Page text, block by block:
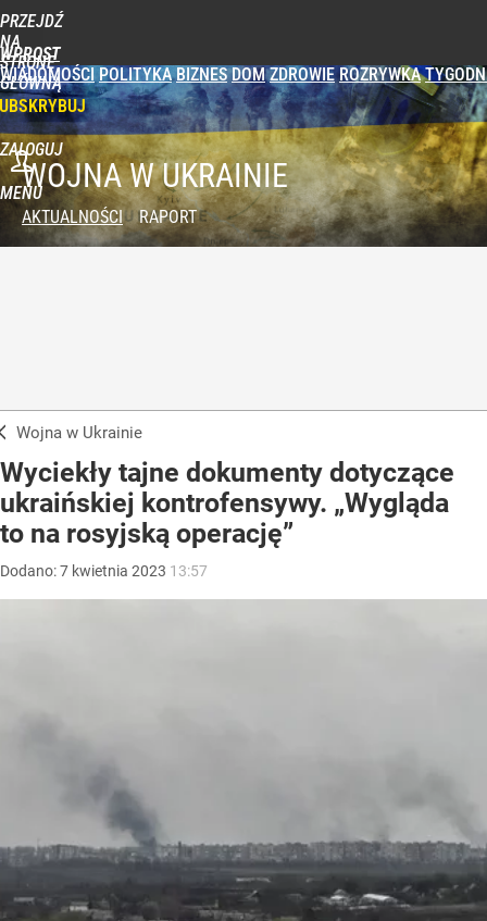
PRZEJDŹ
NA
STRONĘ
GŁÓWNĄ
WPROST
WIADOMOŚCI POLITYKA BIZNES DOM ZDROWIE ROZRYWKA
ZALOGUJ
MENUWOJNA W UKRAINIE
AKTUALNOŚCI RAPORT
Wojna w Ukrainie
Wyciekły tajne dokumenty dotyczące
ukraińskiej kontrofensywy. „Wygląda
to na rosyjską operację”
Dodano:7 kwietnia 2023 13:57